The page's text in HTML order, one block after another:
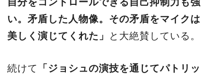
自分をコントロールできる自己抑制力も強
い。矛盾した人物像。その矛盾をマイクは
美しく演じてくれた」
と大絶賛している。
続けて
「ジョシュの演技を通じてパトリッ